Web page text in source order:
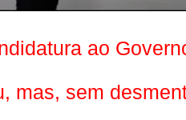
ao
mas, sem